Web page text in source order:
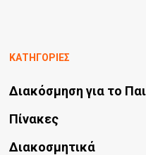
ΚΑΤΗΓΟΡΙΕΣ
Διακόσμηση για το
Πίνακες
Διακοσμητικά